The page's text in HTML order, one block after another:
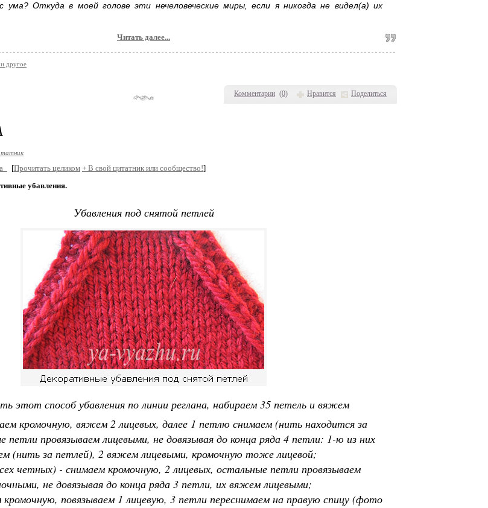
Комментарии (0) Нравится Поделиться
ума? Откуда в моей голове эти нечеловеческие миры, если я никогда не видел(а) их
Читать далее...
другое
[Прочитать целиком + В свой цитатник или сообщество!]
убавления.
Убавления под снятой петлей
этот способ убавления по линии реглана, набираем 35 петель и вяжем
кромочную, вяжем 2 лицевых, далее 1 петлю снимаем (нить находится за
петли провязываем лицевыми, не довязывая до конца ряда 4 петли: 1-ю из них
(нить за петлей), 2 вяжем лицевыми, кромочную тоже лицевой;
четных) - снимаем кромочную, 2 лицевых, остальные петли провязываем
не довязывая до конца ряда 3 петли, их вяжем лицевыми;
повязываем 1 лицевую, 3 петли переснимаем на правую спицу (фото